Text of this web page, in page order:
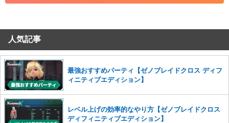
コメントの削除を申請する
せていただきます。ご了承ください。
※一度削除したコメントは復元ができませんのでご注意くだ
さい。
また、過度な利用規約の違反や、弊社に損害の及ぶ内容の書き込みがあ
った場合は、法的措置をとらせていただく場合もございますので、あら
かじめご理解くださいませ。
人気記事
最強おすすめパーティ【ゼノブレイドクロス ディフ
ィニティブエディション】
レベル上げの効率的なやり方【ゼノブレイドクロス
ディフィニティブエディション】